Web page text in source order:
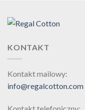
wariantów.
stronie
produktu
KONTAKT
Kontakt mailowy:
info@regalcotton.com